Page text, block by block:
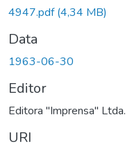
4947.pdf(4,34 MB)
Data
1963-06-30
Editor
Editora "Imprensa" Ltda.
URI